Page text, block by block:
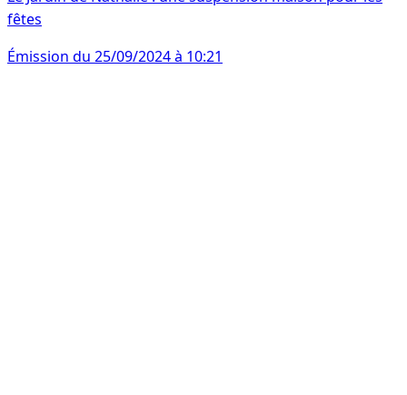
fêtes
Émission du 25/09/2024 à 10:21